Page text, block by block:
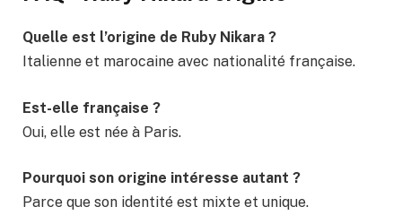
Quelle est l’origine de Ruby Nikara ?
Italienne et marocaine avec nationalité française.
Est-elle française ?
Oui, elle est née à Paris.
Pourquoi son origine intéresse autant ?
Parce que son identité est mixte et unique.